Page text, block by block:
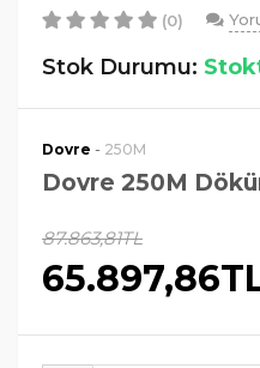
(0)
Stok Durumu:
Dovre - 250M
Dovre 250M
87.863,81TL